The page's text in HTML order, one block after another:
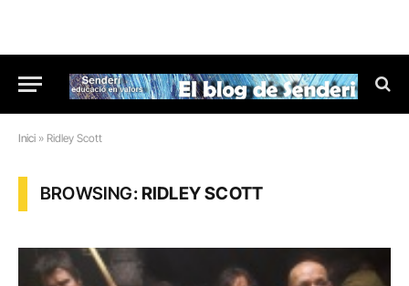
Inici » Ridley Scott
BROWSING:RIDLEY SCOTT